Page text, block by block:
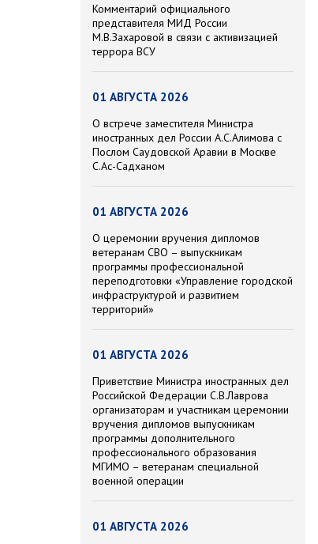
Комментарий официального
представителя МИД России
М.В.Захаровой в связи с активизацией
террора ВСУ
01 АВГУСТА 2026
О встрече заместителя Министра
иностранных дел России А.С.Алимова с
Послом Саудовской Аравии в Москве
С.Ас-Садханом
01 АВГУСТА 2026
О церемонии вручения дипломов
ветеранам СВО – выпускникам
программы профессиональной
переподготовки «Управление городской
инфраструктурой и развитием
территорий»
01 АВГУСТА 2026
Приветствие Министра иностранных дел
Российской Федерации С.В.Лаврова
организаторам и участникам церемонии
вручения дипломов выпускникам
программы дополнительного
профессионального образования
МГИМО – ветеранам специальной
военной операции
01 АВГУСТА 2026